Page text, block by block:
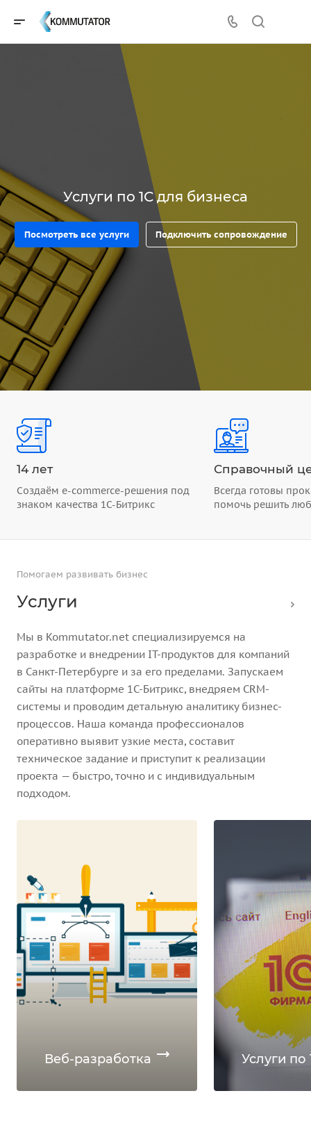
Услуги по 1С для бизнеса
Посмотреть все услуги Подключить сопровождение
14 лет
Создаём e-commerce-решения под
знаком качества 1С-Битрикс
Справочный
Всегда готовы
помочь решить
Помогаем развивать бизнес
Услуги
Мы в Kommutator.net специализируемся на
разработке и внедрении IT-продуктов для компаний
в Санкт-Петербурге и за его пределами. Запускаем
сайты на платформе 1С-Битрикс, внедряем CRM-
системы и проводим детальную аналитику бизнес-
процессов. Наша команда профессионалов
оперативно выявит узкие места, составит
техническое задание и приступит к реализации
проекта — быстро, точно и с индивидуальным
подходом.
Веб-разработка Услуги по